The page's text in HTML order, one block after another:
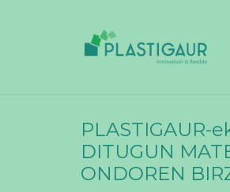
PLASTIGAUR-
DITUGUN
ONDOREN